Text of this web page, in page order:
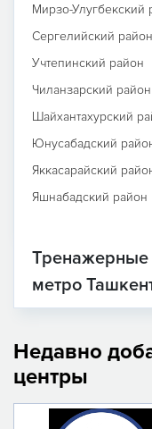
Мирзо-Улугбекский
Сергелийский район
Учтепинский район
Чиланзарский район
Шайхантахурский
Юнусабадский
Яккасарайский
Яшнабадский район
Тренажерные
метро
Недавно
центры